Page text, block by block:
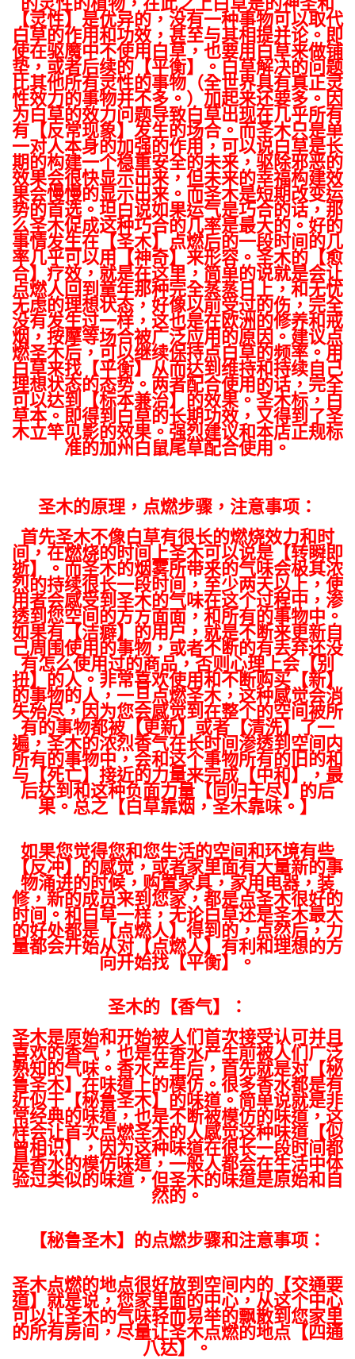
【灵性】是优异的，没有一种事物可以取代
白草的作用和功效，甚至与其相提并论。即
使在驱魔中不使用白草，也要用白草来做铺
垫，或者后续的【平衡】。白草解决的问题
比其他所有灵性的事物（全世界具有真正灵
性效力的事物并不多。）加起来还要多。因
为白草的效力问题导致白草出现在几乎所有
有【反常现象】发生的场合。而圣木只是单
一对人本身的加强的作用，可以说白草是长
期的构建一个稳重安全的未来，驱除邪恶的
效果会很快显示出来，但未来的幸福构建效
果会慢慢的显示出来。而圣木是短期改变运
势的首选。坦白说如果运气是巧合的话，那
么圣木促成这种巧合的几率是最大的。好的
事情发生在【圣木】点燃后的一段时间的几
率几乎可以用【神奇】来形容。圣木的【愈
合】疗效，就是在这里，简单的说就是会让
点燃人回到童年那种完全蒸蒸日上，和无忧
无虑的理想状态，好像以前受过的伤，完全
没有发生过一样，这也是在欧洲的修养和戒
烟，按摩等场合被广泛应用的原因。建议点
燃圣木后，可以继续保持点白草的频率。用
白草来找【平衡】从而达到维持和持续自己
理想状态的态势。两者配合使用的话，完全
可以达到【标本兼治】的效果。圣木标，白
草本。即得到白草的长期功效，又得到了圣
木立竿见影的效果。强烈建议和本店正规标
准的加州白鼠尾草配合使用。
圣木的原理，点燃步骤，注意事项：
首先圣木不像白草有很长的燃烧效力和时
间，在燃烧的时间上圣木可以说是【转瞬即
逝】。而圣木的烟雾所带来的气味会极其浓
烈的持续很长一段时间，至少两天以上，使
用者会感受到圣木的气味在这个过程中，渗
透到您空间的方方面面，和所有的事物中。
如果有【洁癖】的用户，就是不断来更新自
己周围使用的事物，或者不断的有丢弃还没
有怎么使用过的商品，否则心理上会【别
扭】的人。非常喜欢使用和不断购买【新】
的事物的人，一旦点燃圣木，这种感觉会消
失殆尽，因为您会感觉到在整个的空间被所
有的事物都被【更新】或者【清洗】了一
遍，圣木的浓烈香气在长时间渗透到空间内
所有的事物中，会和这个事物所有的旧的和
与【死亡】接近的力量来完成【中和】，最
后达到和这种负面力量【同归于尽】的后
果。总之【白草靠烟，圣木靠味。】
如果您觉得您和您生活的空间和环境有些
【反冲】的感觉，或者家里面有大量新的事
物涌进的时候，购置家具，家用电器，装
修，新的成员来到您家，都是点圣木很好的
时间。和白草一样，无论白草还是圣木最大
的好处都是【点燃人】得到的，点然后，力
量都会开始从对【点燃人】有利和理想的方
向开始找【平衡】。
圣木的【香气】：
圣木是原始和开始被人们首次接受认可并且
喜欢的香气，也是在香水产生前被人们广泛
熟知的气味。香水产生后，首先就是对【秘
鲁圣木】在味道上的模仿。很多香水都是有
近似于【秘鲁圣木】的味道。简单说就是非
常经典的味道，也是不断被模仿的味道，这
样会让首次点燃圣木的人感觉这种味道【似
曾相识】，因为这种味道在很长一段时间都
是香水的模仿味道，一般人都会在生活中体
验过类似的味道，但圣木的味道是原始和自
然的。
【秘鲁圣木】的点燃步骤和注意事项：
圣木点燃的地点很好放到空间内的【交通要
道】就是说，您家里面的中心，从这个中心
可以让圣木的气味轻而易举的飘散到您家里
的所有房间，尽量让圣木点燃的地点【四通
八达】。